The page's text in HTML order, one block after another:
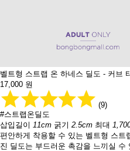
벨트형 스트랩 온 하네스 딜도 - 커브
17,000 원
(9)
#스트랩온딜도
삽입길이 11cm 굵기 2.5cm 최대
편안하게 착용할 수 있는 벨트형 스
진 딜도는 부드러운 촉감을 느끼실 수